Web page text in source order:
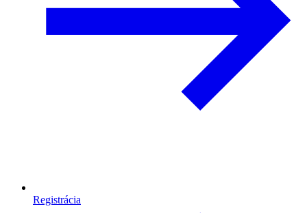
Registrácia